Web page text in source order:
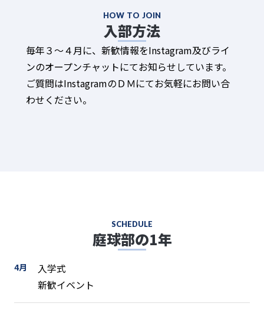
HOW TO JOIN
入部方法
毎年３～４月に、新歓情報をInstagram及びライ
ンのオープンチャットにてお知らせしています。
ご質問はInstagramのＤＭにてお気軽にお問い合
わせください。
SCHEDULE
庭球部の1年
4月
入学式
新歓イベント